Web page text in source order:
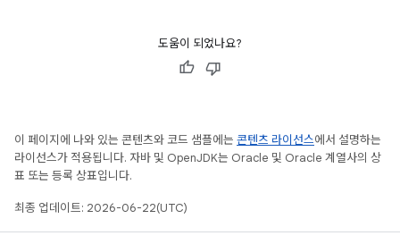
도움이 되었나요?
이 페이지에 나와 있는 콘텐츠와 코드 샘플에는 콘텐츠 라이선스에서 설명하는
라이선스가 적용됩니다. 자바 및 OpenJDK는 Oracle 및 Oracle 계열사의 상
표 또는 등록 상표입니다.
최종 업데이트: 2026-06-22(UTC)